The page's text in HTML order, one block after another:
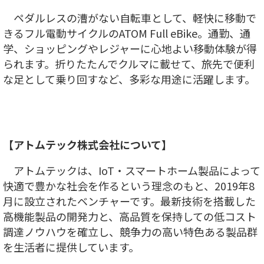
ペダルレスの漕がない自転車として、軽快に移動で
きるフル電動サイクルのATOM Full eBike。通勤、通
学、ショッピングやレジャーに心地よい移動体験が得
られます。折りたたんでクルマに載せて、旅先で便利
な足として乗り回すなど、多彩な用途に活躍します。
【アトムテック株式会社について】
アトムテックは、IoT・スマートホーム製品によって
快適で豊かな社会を作るという理念のもと、2019年8
月に設立されたベンチャーです。最新技術を搭載した
高機能製品の開発力と、高品質を保持しての低コスト
調達ノウハウを確立し、競争力の高い特色ある製品群
を生活者に提供しています。